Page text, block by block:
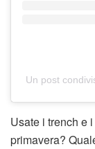
Un post
Usate i trench e
primavera?